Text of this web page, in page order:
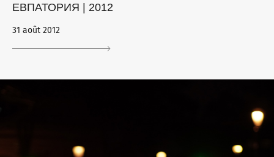
ЕВПАТОРИЯ | 2012
31 août 2012